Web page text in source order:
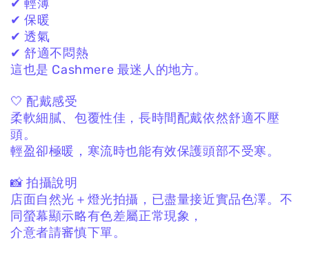
✔ 輕薄
✔ 保暖
✔ 透氣
✔ 舒適不悶熱
這也是 Cashmere 最迷人的地方。
🤍 配戴感受
柔軟細膩、包覆性佳，長時間配戴依然舒適不壓
頭。
輕盈卻極暖， 寒流時也能有效保護頭部不受寒。
📸 拍攝說明
店面自然光＋燈光拍攝， 已盡量接近實品色澤。 不
同螢幕顯示略有色差屬正常現象，
介意者請審慎下單。